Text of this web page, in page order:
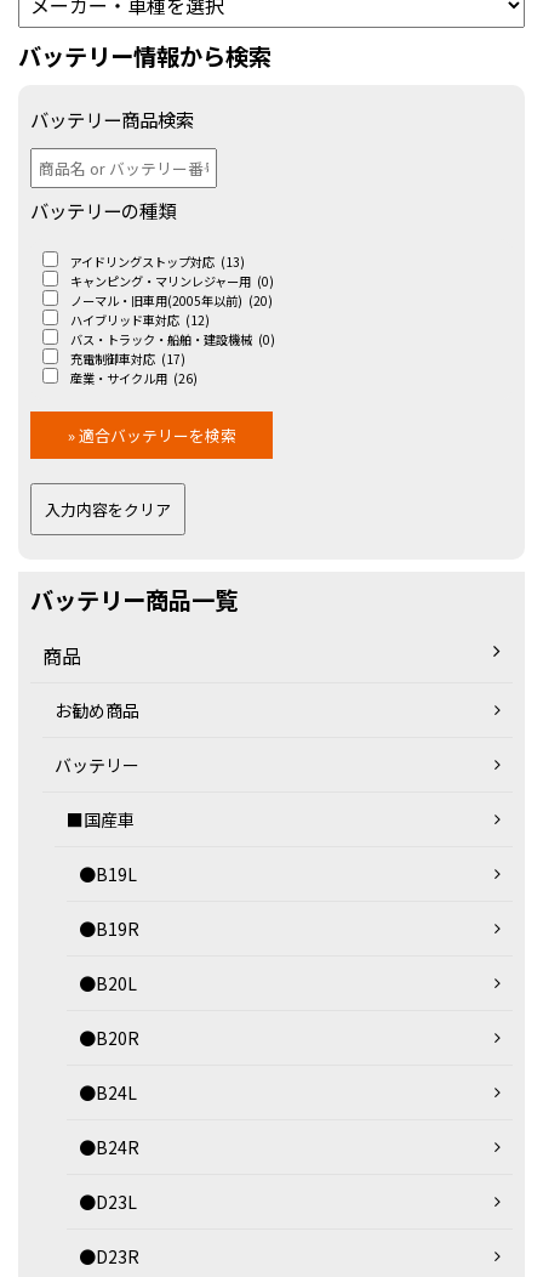
バッテリー情報から検索
バッテリー商品検索
バッテリーの種類
アイドリングストップ対応 (13)
キャンピング・マリンレジャー用 (0)
ノーマル・旧車用(2005年以前) (20)
ハイブリッド車対応 (12)
バス・トラック・船舶・建設機械 (0)
充電制御車対応 (17)
産業・サイクル用 (26)
バッテリー商品一覧
商品
お勧め商品
バッテリー
■国産車
●B19L
●B19R
●B20L
●B20R
●B24L
●B24R
●D23L
●D23R